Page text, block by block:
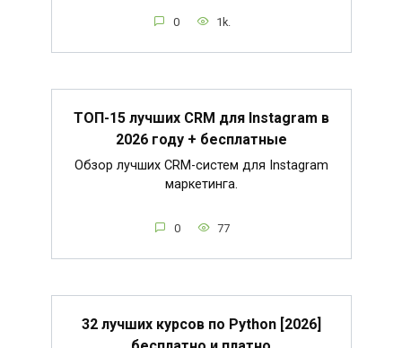
0 1k.
ТОП-15 лучших CRM для Instagram в
2026 году + бесплатные
Обзор лучших CRM-систем для Instagram
маркетинга.
0 77
32 лучших курсов по Python [2026]